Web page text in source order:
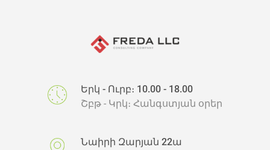
Երկ - Ուրբ։ 10.00 - 18.00
Շբթ - Կրկ։ Հանգստյան օրեր
Նաիրի Զարյան 22ա